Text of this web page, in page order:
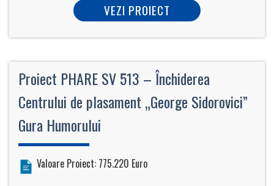
VEZI PROIECT
Proiect PHARE SV 513 – Închiderea
Centrului de plasament „George Sidorovici”
Gura Humorului
Valoare Proiect: 775.220 Euro